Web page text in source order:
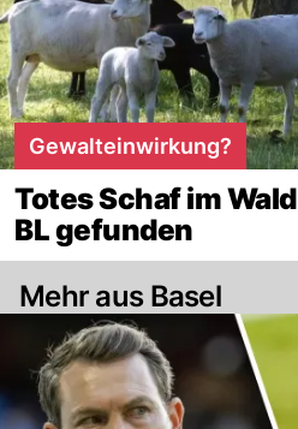
Gewalteinwirkung?
Totes Schaf im
BL gefunden
Mehr aus Basel